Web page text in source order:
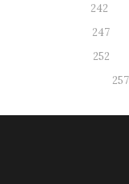
242
247
252
257